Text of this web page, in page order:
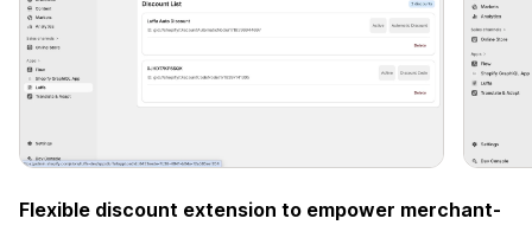
Flexible discount extension to empower merchant-